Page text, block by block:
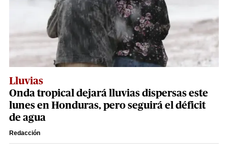
Lluvias
Onda tropical dejará lluvias dispersas este
lunes en Honduras, pero seguirá el déficit
de agua
Redacción